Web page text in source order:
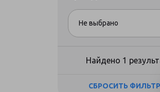
Не выбрано
Найдено 1
СБРОСИТЬ ФИЛЬТР